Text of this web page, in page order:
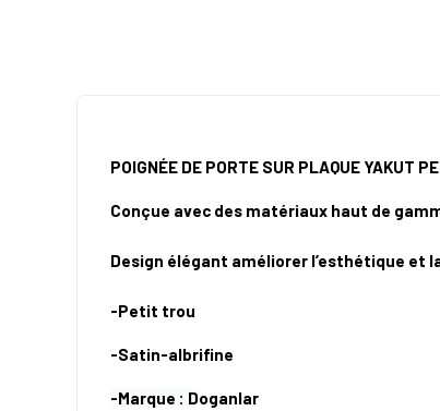
POIGNÉE DE PORTE SUR PLAQUE YAKUT
Conçue avec des matériaux haut de
Design élégant améliorer l’esthétique
-Petit trou
-Satin-albrifine
-Marque : Doganlar